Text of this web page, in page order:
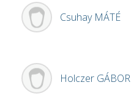
Csuhay MÁTÉ
Holczer GÁBOR